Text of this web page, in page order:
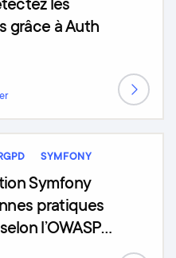
les
grâce à Auth
SYMFONY
Symfony
pratiques
l’OWASP